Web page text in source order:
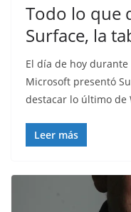
Todo lo que
Surface, la
El día de hoy
Microsoft presentó
destacar lo último de
Leer más